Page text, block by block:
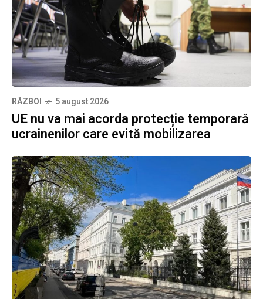
RĂZBOI 5 august 2026
UE nu va mai acorda protecție temporară
ucrainenilor care evită mobilizarea